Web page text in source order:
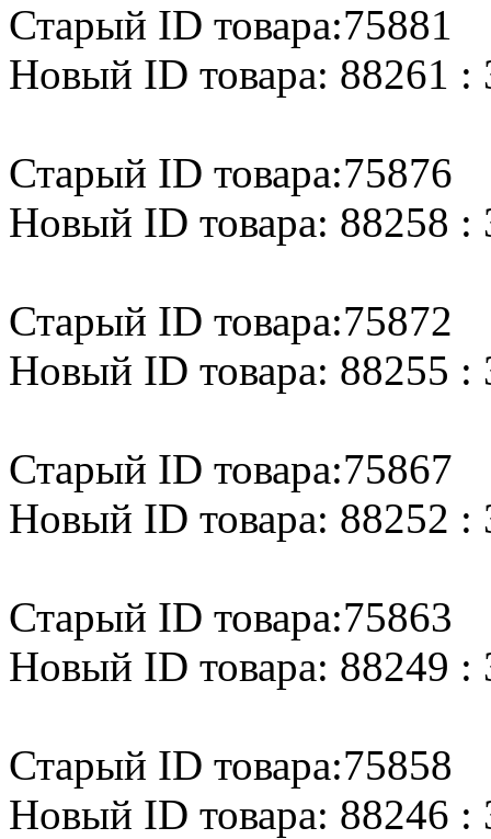
Старый ID товара:75881
Новый ID товара: 88261 :
Старый ID товара:75876
Новый ID товара: 88258 :
Старый ID товара:75872
Новый ID товара: 88255 :
Старый ID товара:75867
Новый ID товара: 88252 :
Старый ID товара:75863
Новый ID товара: 88249 :
Старый ID товара:75858
Новый ID товара: 88246 :